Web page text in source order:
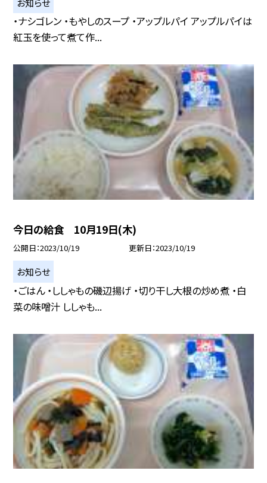
・ナシゴレン ・もやしのスープ ・アップルパイ アップルパイは
紅玉を使って煮て作...
今日の給食 10月19日(木)
公開日 2023/10/19 更新日 2023/10/19
お知らせ
・ごはん ・ししゃもの磯辺揚げ ・切り干し大根の炒め煮 ・白
菜の味噌汁 ししゃも...